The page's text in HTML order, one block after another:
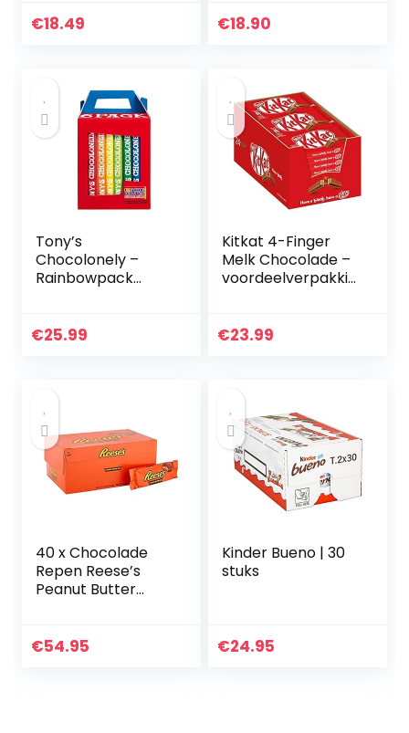
g – doos met 24
€18.49
toegevoegde
€18.90
Tony’s
Chocolonely –
Rainbowpack
Verschillende
€25.99
Kitkat 4-Finger
Melk Chocolade –
voordeelverpakkin
€23.99
40 x Chocolade
Repen Reese’s
Peanut Butter
€54.95
Kinder Bueno | 30
stuks
€24.95